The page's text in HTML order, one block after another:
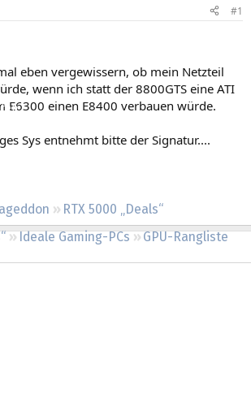
RTX 5000 „Deals“
Ideale Gaming-PCs
GPU-Rangliste
#1
eben vergewissern, ob mein Netzteil
wenn ich statt der 8800GTS eine ATI
E6300 einen E8400 verbauen würde.
Sys entnehmt bitte der Signatur....